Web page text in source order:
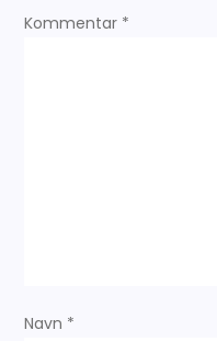
g
Kommentar *
Navn *